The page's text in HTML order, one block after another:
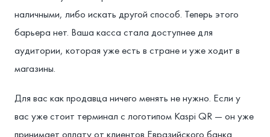
наличными, либо искать другой способ. Теперь этого
барьера нет. Ваша касса стала доступнее для
аудитории, которая уже есть в стране и уже ходит в
магазины.
Для вас как продавца ничего менять не нужно. Если у
вас уже стоит терминал с логотипом Kaspi QR — он уже
принимает оплату от клиентов Евразийского банка